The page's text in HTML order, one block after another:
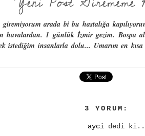
arada bi bu hastalığa
havalardan. 1 günlük İzmir gezim. Bospa
istediğim insanlarla dolu... Umarım en
3 YORUM:
aycidedi